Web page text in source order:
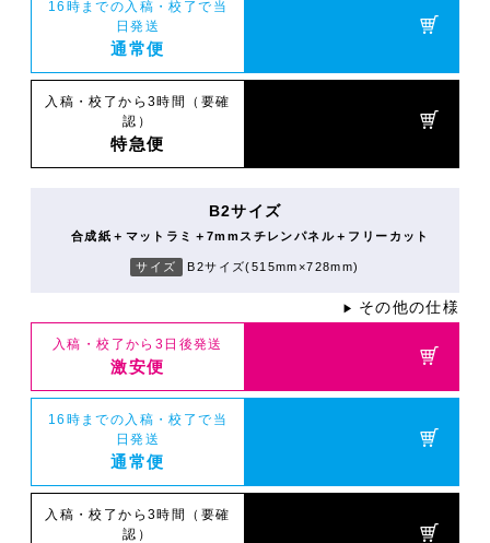
16時までの入稿・校了で当
日発送
通常便
入稿・校了から3時間（要確
認）
特急便
B2サイズ
合成紙＋マットラミ＋7mmスチレンパネル＋フリーカット
サイズ B2サイズ(515mm×728mm)
▶ その他の仕様
入稿・校了から3日後発送
激安便
16時までの入稿・校了で当
日発送
通常便
入稿・校了から3時間（要確
認）